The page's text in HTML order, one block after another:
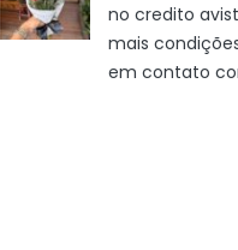
no credito
mais
em contato